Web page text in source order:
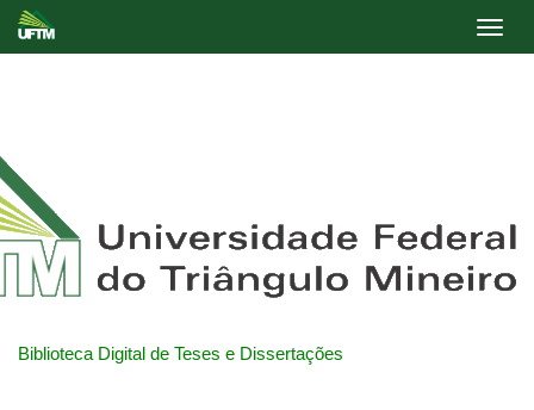
Biblioteca Digital de Teses e Dissertações